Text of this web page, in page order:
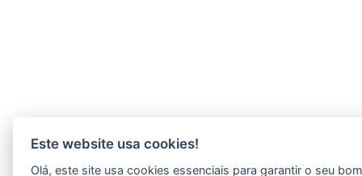
Este website usa cookies!
Olá, este site usa cookies essenciais para garantir o seu